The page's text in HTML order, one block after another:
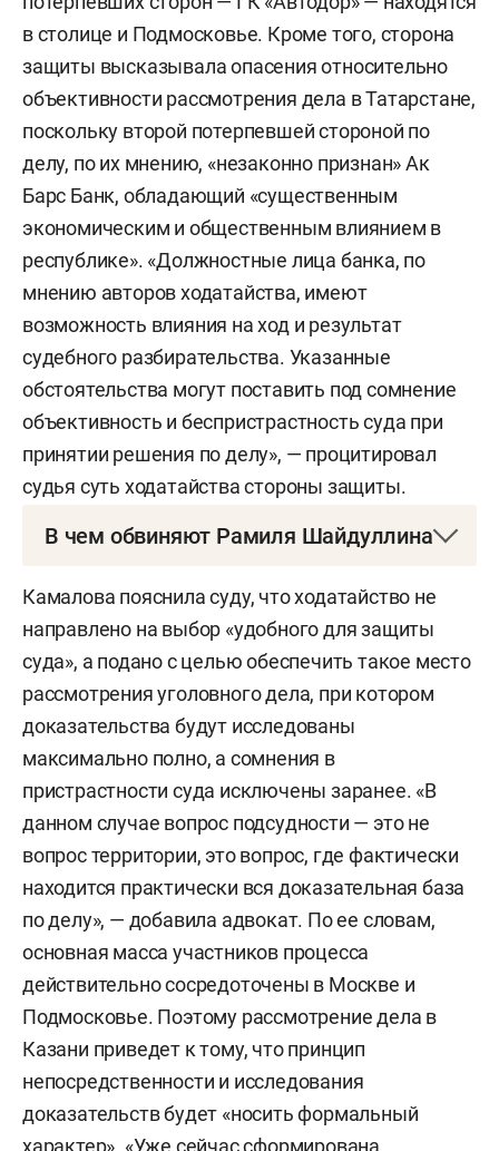
в столице и Подмосковье. Кроме того, сторона
защиты высказывала опасения относительно
объективности рассмотрения дела в Татарстане,
поскольку второй потерпевшей стороной по
делу, по их мнению, «незаконно признан» Ак
Барс Банк, обладающий «существенным
экономическим и общественным влиянием в
республике». «Должностные лица банка, по
мнению авторов ходатайства, имеют
возможность влияния на ход и результат
судебного разбирательства. Указанные
обстоятельства могут поставить под сомнение
объективность и беспристрастность суда при
принятии решения по делу», — процитировал
судья суть ходатайства стороны защиты.
В чем обвиняют Рамиля Шайдуллина
арестовали 22 октября 2025-го в
Москве. В декабре прошлого года ему
предъявили обвинение в окончательной
редакции по ч. 4 ст. 160 УК РФ («Растрата в
особо крупном размере») и п. «а», «б» ч. 4 ст. 174
УК РФ («Легализация денежных средств
организованной группой в особо крупном
размере»).
Сумма, которая фигурирует в деле, — 18 млрд
рублей. Именно столько, как считает следствие,
было похищено Шайдуллиным и другими
фигурантами дела — владельцами подрядчика
ООО «РСК»Борисом СакуномиАлександром
Исаевым— при строительстве участка
скоростной трассы М12 Дюртюли — Ачит. Сам
Шайдуллин свою вину не признает. Другие
Камалова пояснила суду, что ходатайство не
направлено на выбор «удобного для защиты
суда», а подано с целью обеспечить такое место
рассмотрения уголовного дела, при котором
доказательства будут исследованы
максимально полно, а сомнения в
пристрастности суда исключены заранее. «В
данном случае вопрос подсудности — это не
вопрос территории, это вопрос, где фактически
находится практически вся доказательная база
по делу», — добавила адвокат. По ее словам,
основная масса участников процесса
действительно сосредоточены в Москве и
Подмосковье. Поэтому рассмотрение дела в
Казани приведет к тому, что принцип
непосредственности и исследования
доказательств будет «носить формальный
характер». «Уже сейчас сформирована